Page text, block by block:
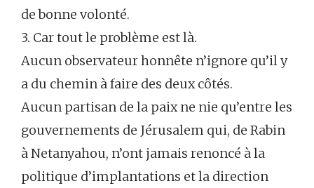
de bonne volonté.
3. Car tout le problème est là.
Aucun observateur honnête n’ignore qu’il y
a du chemin à faire des deux côtés.
Aucun partisan de la paix ne nie qu’entre les
gouvernements de Jérusalem qui, de Rabin
à Netanyahou, n’ont jamais renoncé à la
politique d’implantations et la direction